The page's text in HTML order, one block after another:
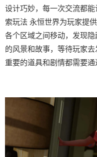
设计巧妙，每一次交流都
索玩法 永恒世界为玩家提
各个区域之间移动，发现
的风景和故事，等待玩家
重要的道具和剧情都需要通